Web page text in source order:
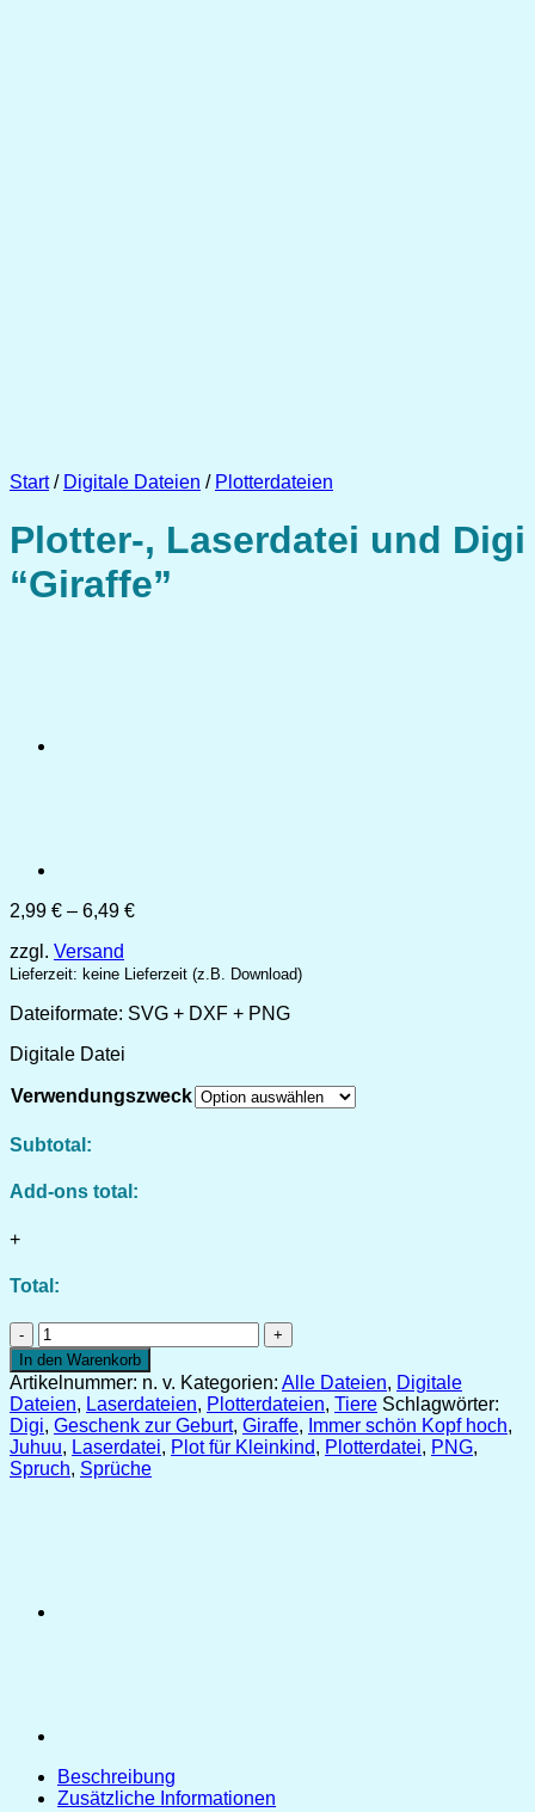
Start / Digitale Dateien / Plotterdateien
Plotter-, Laserdatei und Digi
“Giraffe”
2,99 € – 6,49 €Preisspanne:
6,49 €
zzgl. Versand
Lieferzeit: keine Lieferzeit (z.B. Download)
Dateiformate: SVG + DXF + PNG
Digitale Datei
Verwendungszweck
Subtotal:
Add-ons total:
+
Total:
Plotter-,
Laserdatei
und
Digi
"Giraffe"
[Digital]
Menge
In den Warenkorb
Artikelnummer: n. v. Kategorien: Alle Dateien, Digitale
Dateien, Laserdateien, Plotterdateien, Tiere Schlagwörter:
Digi, Geschenk zur Geburt, Giraffe, Immer schön Kopf hoch,
Juhuu, Laserdatei, Plot für Kleinkind, Plotterdatei, PNG,
Spruch, Sprüche
Beschreibung
Zusätzliche Informationen